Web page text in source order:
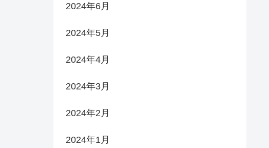
2024年6月
2024年5月
2024年4月
2024年3月
2024年2月
2024年1月